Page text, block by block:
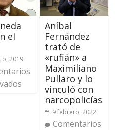
el
2019
Aníbal
Fernández
trató de
«rufián» a
Maximiliano
Pullaro y lo
vinculó con
narcopolicías
9 febrero, 2022
Comentarios